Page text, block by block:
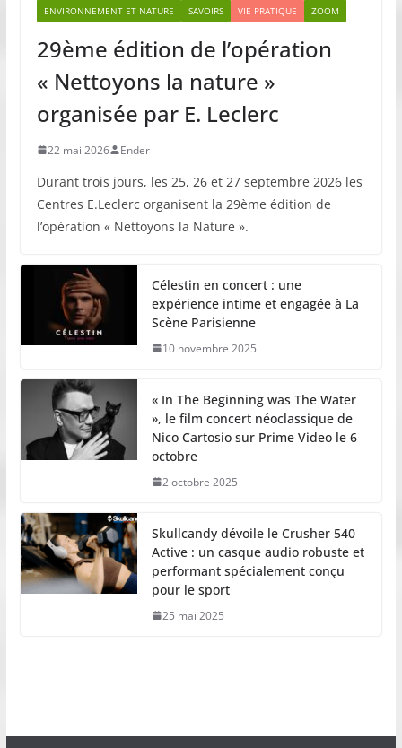
ENVIRONNEMENT ET NATURE SAVOIRS VIE PRATIQUE ZOOM
29ème édition de l’opération
« Nettoyons la nature »
organisée par E. Leclerc
22 mai 2026 Ender
Durant trois jours, les 25, 26 et 27 septembre 2026 les
Centres E.Leclerc organisent la 29ème édition de
l’opération « Nettoyons la Nature ».
Célestin en concert : une
expérience intime et engagée à La
Scène Parisienne
10 novembre 2025
« In The Beginning was The Water
», le film concert néoclassique de
Nico Cartosio sur Prime Video le 6
octobre
2 octobre 2025
Skullcandy dévoile le Crusher 540
Active : un casque audio robuste et
performant spécialement conçu
pour le sport
25 mai 2025